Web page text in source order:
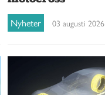
Nyheter 03 augusti 2026